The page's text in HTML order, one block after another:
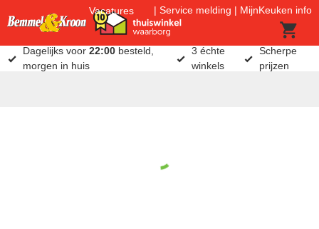
Vacatures Service melding MijnKeuken info
Dagelijks voor22:00 besteld,
morgen in huis
3 échte
winkels
Scherpe
prijzen